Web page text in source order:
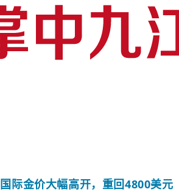
国际金价大幅高开，重回4800美元